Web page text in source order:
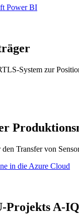
Power BI
System zur
Transfer von
in die Azure Cloud
Projekts A-